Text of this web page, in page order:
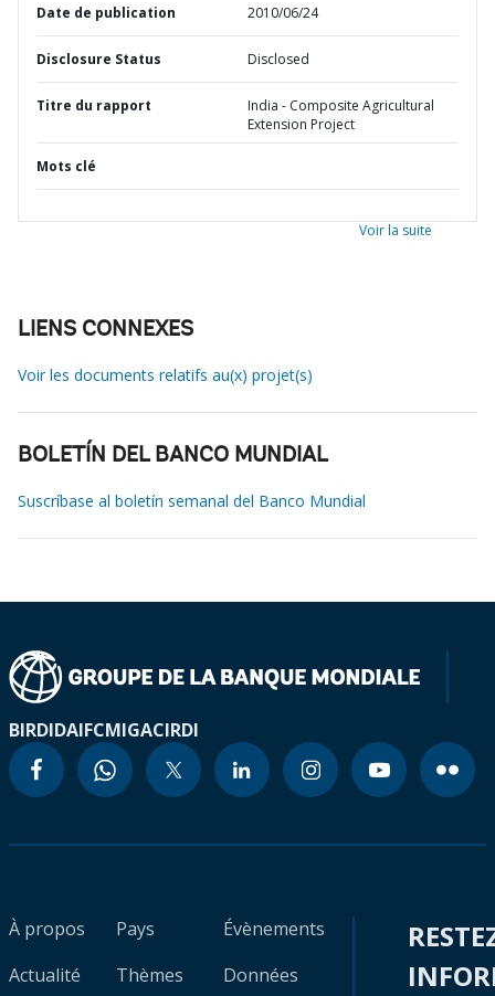
Date de publication 2010/06/24
Disclosure Status Disclosed
Titre du rapport
India - Composite Agricultural
Extension Project
Mots clé
Voir la suite
LIENS CONNEXES
Voir les documents relatifs au(x) projet(s)
BOLETÍN DEL BANCO MUNDIAL
Suscríbase al boletín semanal del Banco Mundial
BIRDIDAIFCMIGACIRDI
À propos
Actualité
Pays
Thèmes
Évènements
Données